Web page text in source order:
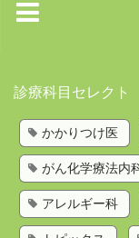
かかりつけ医を持とう
歯科検索
診療科目から探す
お問い合わせ
診療科目セレクト
かかりつけ医
がん化学療法内
アレルギー科